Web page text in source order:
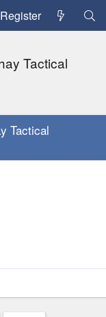
Register
Tactical
Tactical